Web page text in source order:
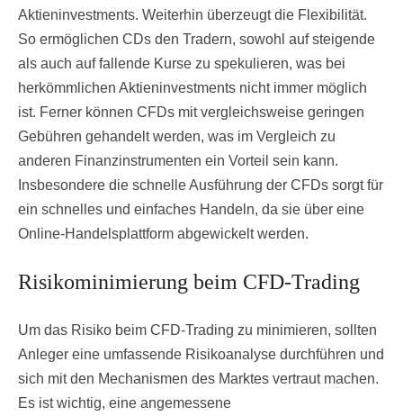
Aktieninvestments. Weiterhin überzeugt die Flexibilität.
So ermöglichen CDs den Tradern, sowohl auf steigende
als auch auf fallende Kurse zu spekulieren, was bei
herkömmlichen Aktieninvestments nicht immer möglich
ist. Ferner können CFDs mit vergleichsweise geringen
Gebühren gehandelt werden, was im Vergleich zu
anderen Finanzinstrumenten ein Vorteil sein kann.
Insbesondere die schnelle Ausführung der CFDs sorgt für
ein schnelles und einfaches Handeln, da sie über eine
Online-Handelsplattform abgewickelt werden.
Risikominimierung beim CFD-Trading
Um das Risiko beim CFD-Trading zu minimieren, sollten
Anleger eine umfassende Risikoanalyse durchführen und
sich mit den Mechanismen des Marktes vertraut machen.
Es ist wichtig, eine angemessene